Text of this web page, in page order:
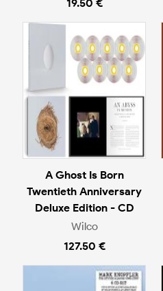
19.50 €
A Ghost Is Born
Twentieth Anniversary
Deluxe Edition - CD
Wilco
127.50 €